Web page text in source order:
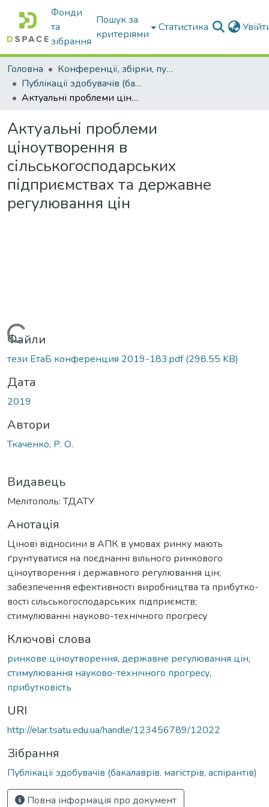
Фонди
та
зібрання
Пошук за
критеріями
Статистика
Головна
Конференції, збірки, публікації молодих вчених і здобувачів : магістрів, бакалаврів, аспірантів.
Публікації здобувачів (бакалаврів. магістрів, аспірантів)
Актуальні проблеми ціноутворення в сільськогосподарських підприємствах та державне регулювання цін
Актуальні проблеми
ціноутворення в
сільськогосподарських
підприємствах та державне
регулювання цін
Вантажиться...
Файли
тези ЕтаБ конференция 2019-183.pdf(298.55 KB)
Дата
2019
Автори
Ткаченко, Р. О.
Видавець
Мелітополь: ТДАТУ
Анотація
Цінові відносини в АПК в умовах ринку мають
ґрунтуватися на поєднанні вільного ринкового
ціноутворення і державного регулювання цін;
забезпечення ефективності виробництва та прибутко-
вості сільськогосподарських підприємств;
стимулюванні науково-технічного прогресу
Ключові слова
ринкове ціноутворення, державне регулювання цін,
стимулювання науково-технічного прогресу,
прибутковість
URI
http://elar.tsatu.edu.ua/handle/123456789/12022
Зібрання
Публікації здобувачів (бакалаврів. магістрів, аспірантів)
Повна інформація про документ